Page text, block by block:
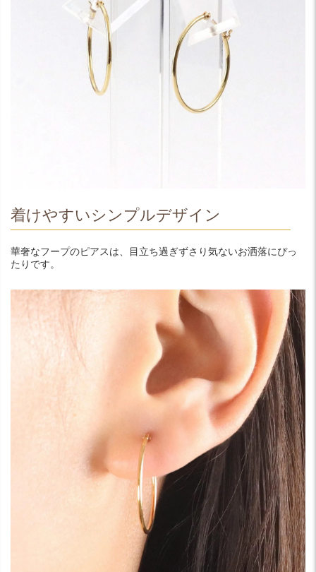
着けやすいシンプルデザイン
華奢なフープのピアスは、目立ち過ぎずさり気ないお洒落にぴっ
たりです。